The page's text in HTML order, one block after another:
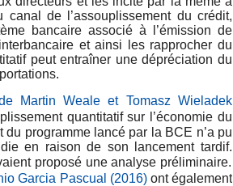
de l’assouplissement du crédit,
bancaire associé à l’émission de
et ainsi les rapprocher du
peut entraîner une dépréciation du
Martin Weale et Tomasz Wieladek
quantitatif sur l’économie du
programme lancé par la BCE n’a pu
en raison de son lancement tardif.
proposé une analyse préliminaire.
Garcia Pascual (2016) ont également